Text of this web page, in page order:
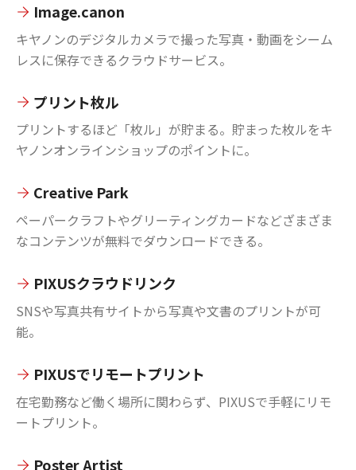
Image.canon
キヤノンのデジタルカメラで撮った写真・動画をシーム
レスに保存できるクラウドサービス。
プリント枚ル
プリントするほど「枚ル」が貯まる。貯まった枚ルをキ
ヤノンオンラインショップのポイントに。
Creative Park
ペーパークラフトやグリーティングカードなどざまざま
なコンテンツが無料でダウンロードできる。
PIXUSクラウドリンク
SNSや写真共有サイトから写真や文書のプリントが可
能。
PIXUSでリモートプリント
在宅勤務など働く場所に関わらず、PIXUSで手軽にリモ
ートプリント。
Poster Artist